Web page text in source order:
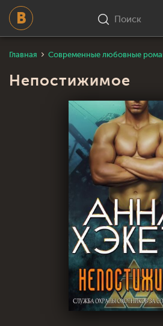
Поиск
Главная Современные любовные
Непостижимое